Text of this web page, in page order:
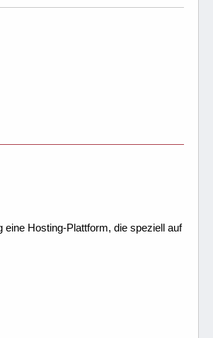
Hosting-Plattform, die speziell auf